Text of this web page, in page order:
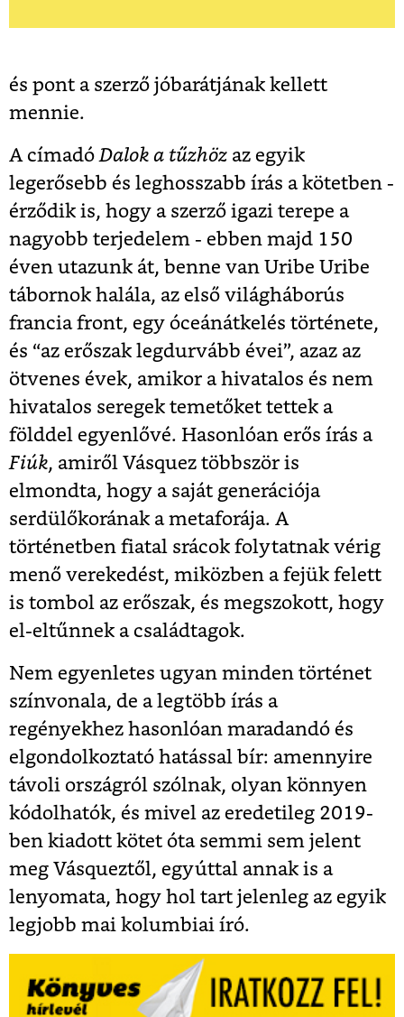
és pont a szerző jóbarátjának kellett
mennie.
A címadó Dalok a tűzhöz az egyik
legerősebb és leghosszabb írás a kötetben -
érződik is, hogy a szerző igazi terepe a
nagyobb terjedelem - ebben majd 150
éven utazunk át, benne van Uribe Uribe
tábornok halála, az első világháborús
francia front, egy óceánátkelés története,
és “az erőszak legdurvább évei”, azaz az
ötvenes évek, amikor a hivatalos és nem
hivatalos seregek temetőket tettek a
földdel egyenlővé. Hasonlóan erős írás a
Fiúk, amiről Vásquez többször is
elmondta, hogy a saját generációja
serdülőkorának a metaforája. A
történetben fiatal srácok folytatnak vérig
menő verekedést, miközben a fejük felett
is tombol az erőszak, és megszokott, hogy
el-eltűnnek a családtagok.
Nem egyenletes ugyan minden történet
színvonala, de a legtöbb írás a
regényekhez hasonlóan maradandó és
elgondolkoztató hatással bír: amennyire
távoli országról szólnak, olyan könnyen
kódolhatók, és mivel az eredetileg 2019-
ben kiadott kötet óta semmi sem jelent
meg Vásqueztől, egyúttal annak is a
lenyomata, hogy hol tart jelenleg az egyik
legjobb mai kolumbiai író.